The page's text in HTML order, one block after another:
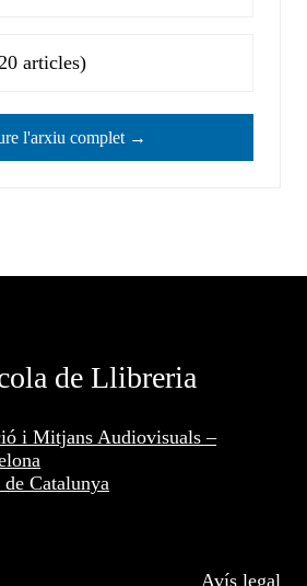
articles)
l'arxiu complet →
de Llibreria
i Mitjans Audiovisuals –
Catalunya
Avís legal